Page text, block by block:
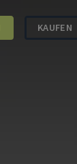
KAUFEN